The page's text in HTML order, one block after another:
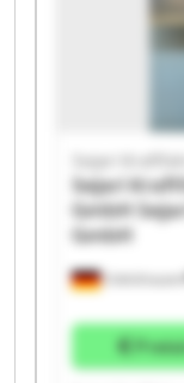
Odelzhausen
Sejari
Sejari
GmbH
GmbH